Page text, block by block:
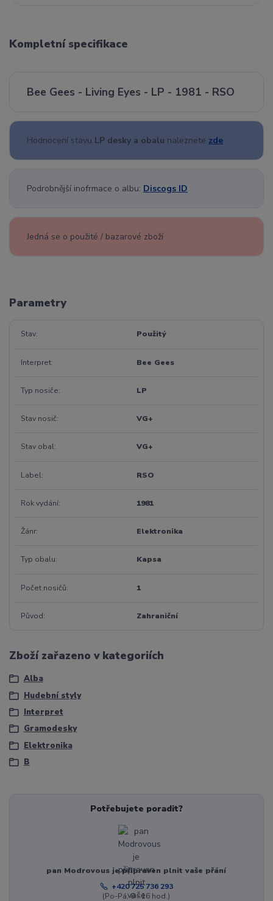
Kompletní specifikace
Bee Gees - Living Eyes - LP - 1981 - RSO
Hodnocení stavu LP desky a obalu naleznete zde
Podrobnější inofrmace o albu: Discogs ID
Jedná se o použité / bazarové zboží
Parametry
Stav Použitý
Interpret Bee Gees
Typ nosiče LP
Stav nosič VG+
Stav obal VG+
Label RSO
Rok vydání 1981
Žánr Elektronika
Typ obalu Kapsa
Počet nosičů 1
Původ Zahraniční
Zboží zařazeno v kategoriích
Alba
Hudební styly
Interpret
Gramodesky
Elektronika
B
Potřebujete poradit?
pan Modrovous je připraven plnit vaše přání
+420 725 736 293
(Po-Pá, 8 - 16 hod.)